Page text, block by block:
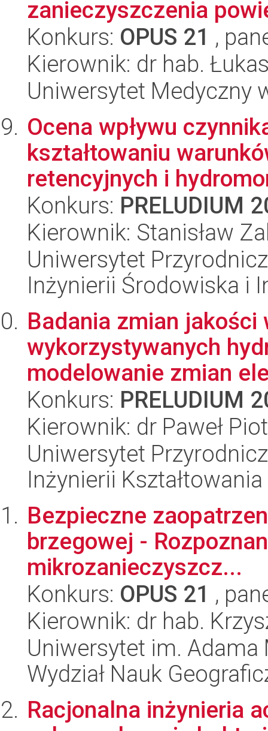
zanieczyszczenia
Konkurs: OPUS 21 ,
Kierownik: dr hab.
Uniwersytet Medyczny
Ocena wpływu
kształtowaniu
retencyjnych i
Konkurs: PRELUDIUM
Kierownik: Stanisław
Uniwersytet
Inżynierii Środowiska i
Badania zmian
wykorzystywanych
modelowanie zmian
Konkurs: PRELUDIUM
Kierownik: dr Paweł
Uniwersytet
Inżynierii
Bezpieczne
brzegowej -
mikrozanieczyszcz...
Konkurs: OPUS 21 ,
Kierownik: dr hab.
Uniwersytet im.
Wydział Nauk
Racjonalna inżynieria